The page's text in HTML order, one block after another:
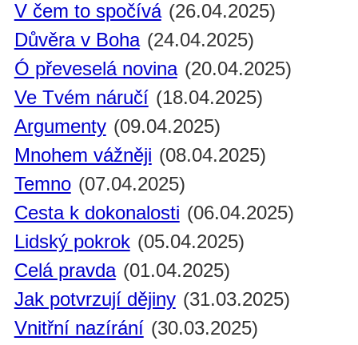
V čem to spočívá (26.04.2025)
Důvěra v Boha (24.04.2025)
Ó převeselá novina (20.04.2025)
Ve Tvém náručí (18.04.2025)
Argumenty (09.04.2025)
Mnohem vážněji (08.04.2025)
Temno (07.04.2025)
Cesta k dokonalosti (06.04.2025)
Lidský pokrok (05.04.2025)
Celá pravda (01.04.2025)
Jak potvrzují dějiny (31.03.2025)
Vnitřní nazírání (30.03.2025)